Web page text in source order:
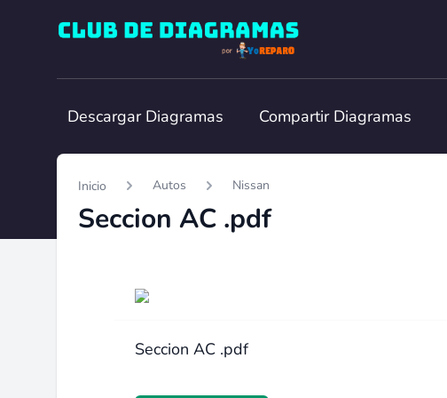
Club de Diagramas
Descargar Diagramas Compartir Diagramas
Inicio Autos Nissan
Seccion AC .pdf
Seccion AC .pdf